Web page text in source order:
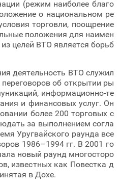
(режим наиболее благо
о национальном ре
торговли, поощрение
положения для наимен
целей ВТО является борьб
деятельность ВТО служил
об открытии ры
информационно-те
и финансовых услуг. Он
более 200 торговых с
за выполнением согла
Уругвайского раунда все
1986–1994 гг. В 2001 го
новый раунд многосторо
известных как Повестка д
в Дохе.